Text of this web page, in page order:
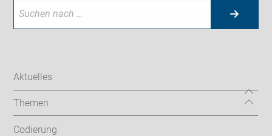
Aktuelles
Themen
Codierung